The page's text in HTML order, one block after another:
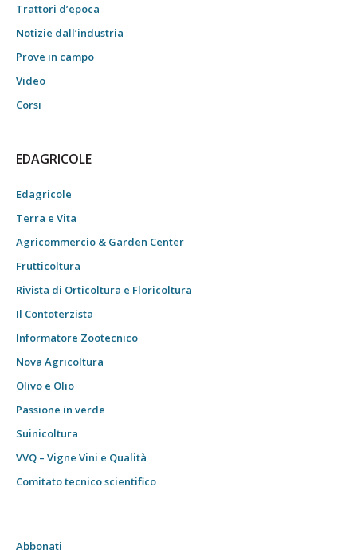
Trattori d’epoca
Notizie dall’industria
Prove in campo
Video
Corsi
EDAGRICOLE
Edagricole
Terra e Vita
Agricommercio & Garden Center
Frutticoltura
Rivista di Orticoltura e Floricoltura
Il Contoterzista
Informatore Zootecnico
Nova Agricoltura
Olivo e Olio
Passione in verde
Suinicoltura
VVQ – Vigne Vini e Qualità
Comitato tecnico scientifico
Abbonati